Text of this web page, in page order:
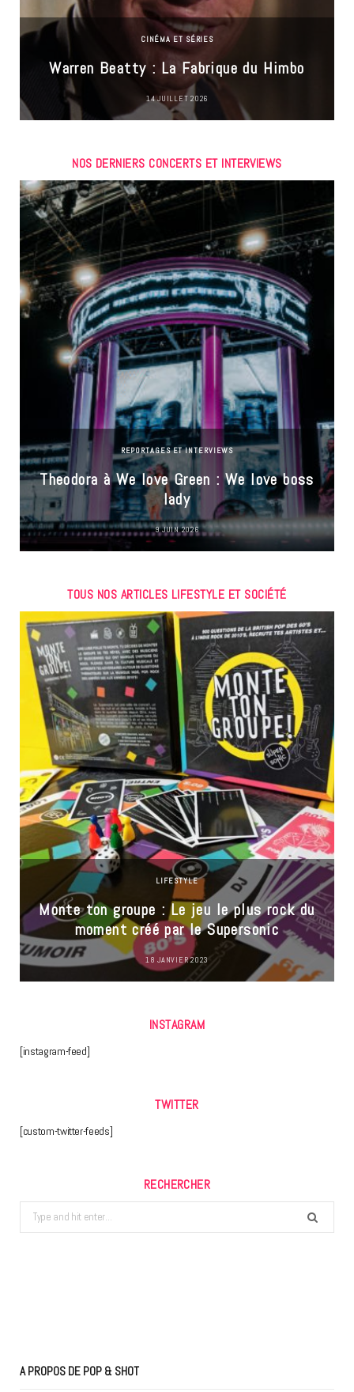
CINÉMA ET SÉRIES
Warren Beatty : La Fabrique du Himbo
14 JUILLET 2026
NOS DERNIERS CONCERTS ET INTERVIEWS
REPORTAGES ET INTERVIEWS
Theodora à We love Green : We love boss
lady
9 JUIN 2026
TOUS NOS ARTICLES LIFESTYLE ET SOCIÉTÉ
LIFESTYLE
Monte ton groupe : Le jeu le plus rock du
moment créé par le Supersonic
18 JANVIER 2023
INSTAGRAM
[instagram-feed]
TWITTER
[custom-twitter-feeds]
RECHERCHER
Search
for:
A PROPOS DE POP & SHOT